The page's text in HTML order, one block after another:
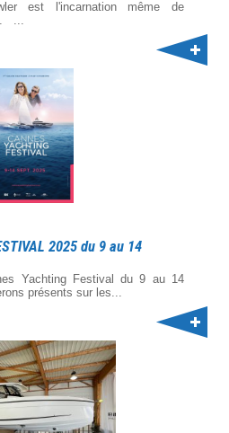
est l'incarnation même de
...
2025 du 9 au 14
Yachting Festival du 9 au 14
présents sur les...